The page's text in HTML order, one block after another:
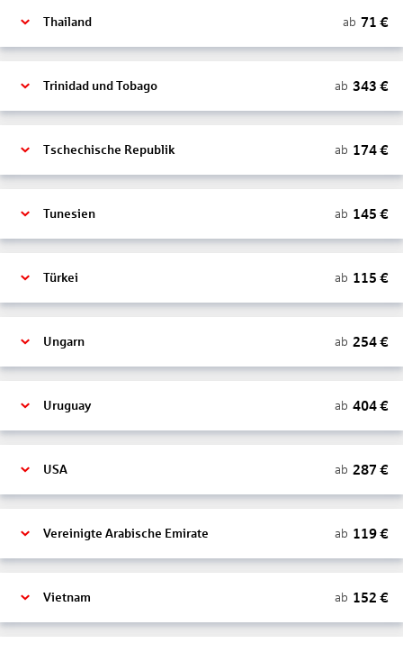
Thailand ab 71 €
Trinidad und Tobago ab 343 €
Tschechische Republik ab 174€
Tunesien ab 145 €
Türkei ab 115 €
Ungarn ab 254€
Uruguay ab 404€
USA ab 287 €
Vereinigte Arabische Emirate ab 119€
Vietnam ab 152 €